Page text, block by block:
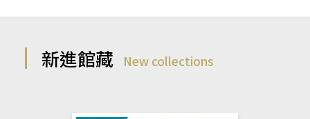
新進館藏 New collections